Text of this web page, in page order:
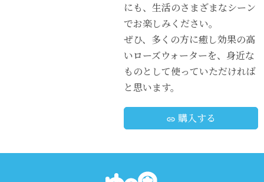
にも、生活のさまざまなシーン
でお楽しみください。
ぜひ、多くの方に癒し効果の高
いローズウォーターを、身近な
ものとして使っていただければ
と思います。
link 購入する